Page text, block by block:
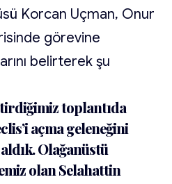
Korcan Uçman, Onur
görevine
belirterek şu
toplantıda
açma geleneğini
Olağanüstü
olan Selahattin